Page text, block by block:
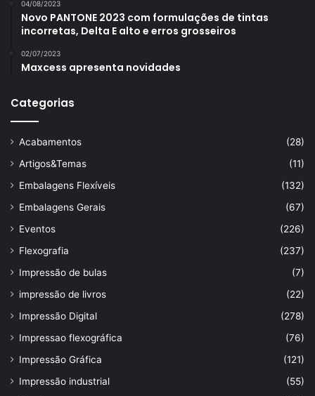
04/08/2023
Novo PANTONE 2023 com formulações de tintas
incorretas, Delta E alto e erros grosseiros
02/07/2023
Maxcess apresenta novidades
Categorias
Acabamentos
(28)
Artigos&Temas
(11)
Embalagens Flexíveis
(132)
Embalagens Gerais
(67)
Eventos
(226)
Flexografia
(237)
Impressão de bulas
(7)
impressão de livros
(22)
Impressão Digital
(278)
Impressao flexográfica
(76)
Impressão Gráfica
(121)
Impressão industrial
(55)